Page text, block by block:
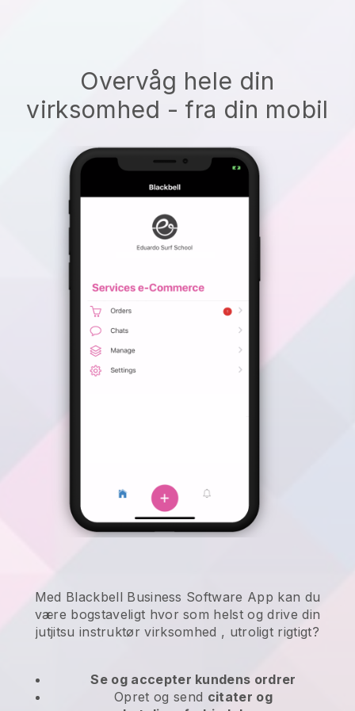
Overvåg hele din
virksomhed - fra din mobil
Med Blackbell Business Software App kan du
være bogstaveligt hvor som helst ogdrive din
jutjitsu instruktør virksomhed , utroligt rigtigt?
Se og accepter kundens ordrer
Opret og send citater og